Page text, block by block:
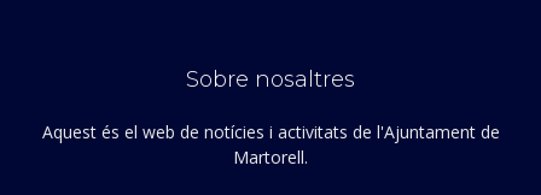
Sobre nosaltres
Aquest és el web de notícies i activitats de l'Ajuntament de
Martorell.